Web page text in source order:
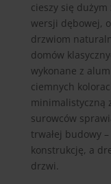
cieszy się dużym
wersji dębowej,
drzwiom
domów
wykonane z
ciemnych
minimalistyczną
surowców
trwałej budowy
konstrukcję, a
drzwi.